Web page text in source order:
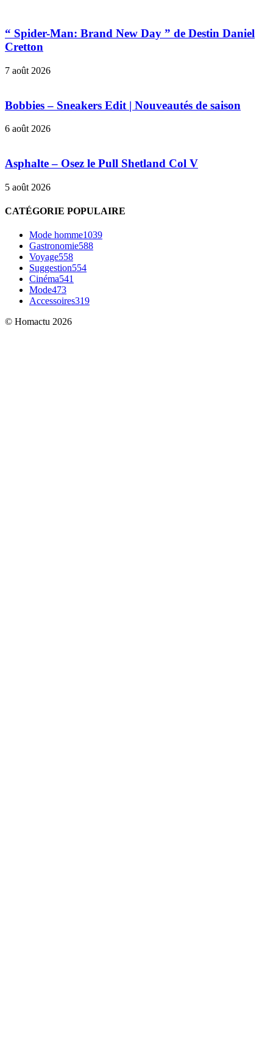
“ Spider-Man: Brand New Day ” de Destin Daniel
Cretton
7 août 2026
Bobbies – Sneakers Edit | Nouveautés de saison
6 août 2026
Asphalte – Osez le Pull Shetland Col V
5 août 2026
CATÉGORIE POPULAIRE
Mode homme1039
Gastronomie588
Voyage558
Suggestion554
Cinéma541
Mode473
Accessoires319
© Homactu 2026